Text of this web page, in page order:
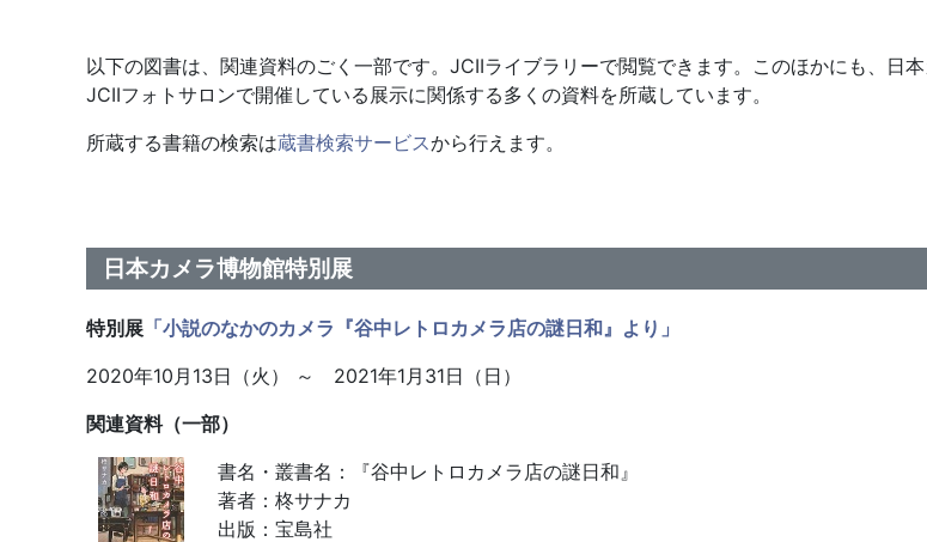
以下の図書は、関連資料のごく一部です。JCIIライブラリーで閲覧できます。このほかにも、日本
JCIIフォトサロンで開催している展示に関係する多くの資料を所蔵しています。
所蔵する書籍の検索は蔵書検索サービスから行えます。
日本カメラ博物館特別展
特別展 「小説のなかのカメラ『谷中レトロカメラ店の謎日和』より」
2020年10月13日（火） ～ 2021年1月31日（日）
関連資料（一部）
書名・叢書名：『谷中レトロカメラ店の謎日和』
著者：柊サナカ
出版：宝島社